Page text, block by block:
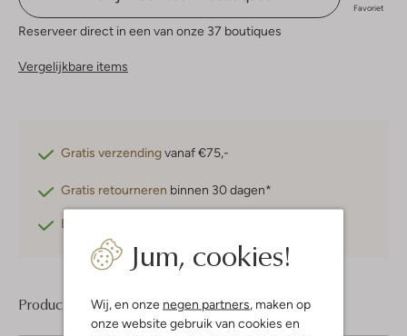
Jum, cookies!
Wij, en onze negen partners , maken op
onze website gebruik van cookies en
Favoriet
Reserveer direct in een van onze 37 boutiques
Vergelijkbare items
Gratis verzendingvanaf €75,-
Gratis retourneren binnen 30 dagen*
Betaal achteraf
Product informatie